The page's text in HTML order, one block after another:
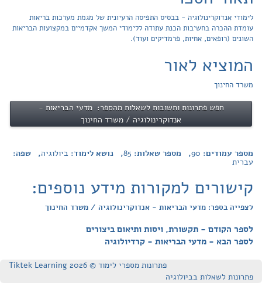
לימודי אנדוקרינולוגיה - בבסיס התפיסה הרעיונית של מגמת מערכות בריאות
עומדת ההכרה בחשיבות הכנת עתודה ללימודי המשך אקדמיים במקצועות הבריאות
השונים (רופאים, אחיות, פרמדיקים ועוד).
המוציא לאור
משרד החינוך
חפש פתרונות ותשובות לשאלות מהספר: מדעי הבריאות -
אנדוקרינולוגיה / משרד החינוך
מספר עמודים: 90, מספר שאלות: 85, נושא לימוד: ביולוגיה, שפה:
עברית
קישורים למקורות מידע נוספים:
לצפייה בספר: מדעי הבריאות - אנדוקרינולוגיה / משרד החינוך
לספר הקודם - תקשורת, ויסות ותיאום ביצורים
לספר הבא - מדעי הבריאות - קרדיולוגיה
פתרונות מספרי לימוד © Tiktek Learning 2026
פתרונות לשאלות בביולוגיה